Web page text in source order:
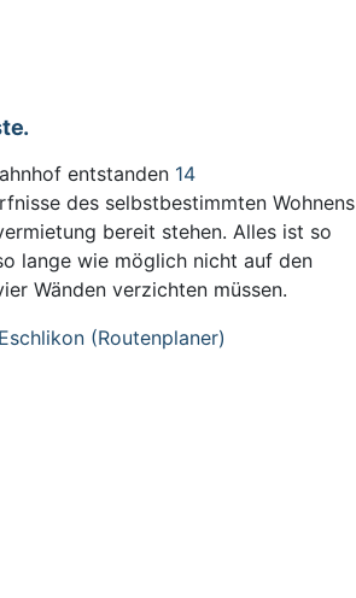
entstanden 14
des selbstbestimmten Wohnens
bereit stehen. Alles ist so
lange wie möglich nicht auf den
Wänden verzichten müssen.
(Routenplaner)